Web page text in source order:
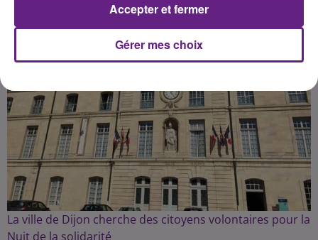
La ville de Dijon cherche des citoyens volontaires pour la
Nuit de la solidarité
Gérer mes choix
Accepter et fermer